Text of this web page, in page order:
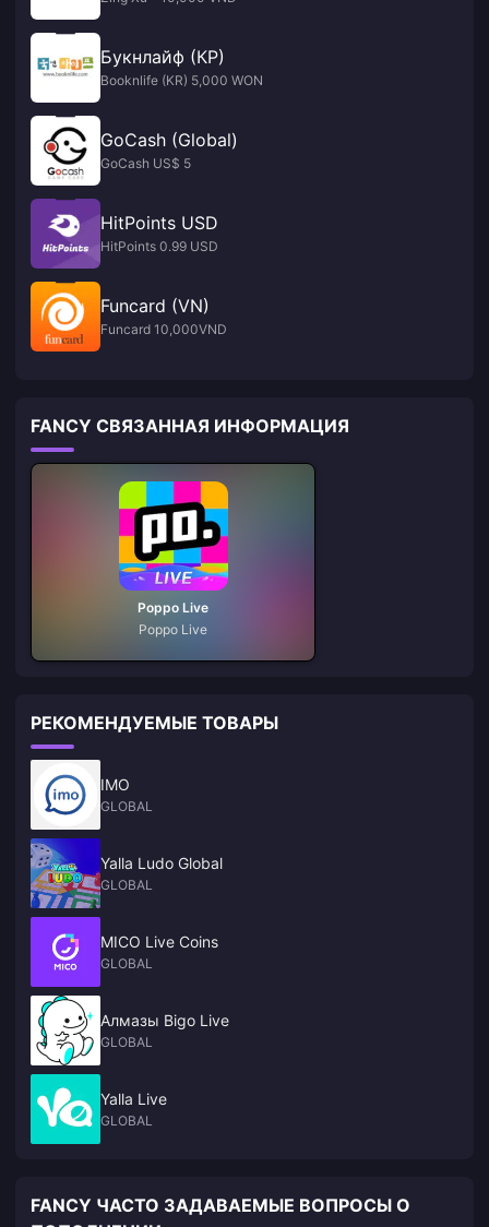
Букнлайф (КР)
Booknlife (KR) 5,000 WON
GoCash (Global)
GoCash US$ 5
HitPoints USD
HitPoints 0.99 USD
Funcard (VN)
Funcard 10,000VND
FANCY СВЯЗАННАЯ ИНФОРМАЦИЯ
Poppo Live
Poppo Live
РЕКОМЕНДУЕМЫЕ ТОВАРЫ
IMO
GLOBAL
Yalla Ludo Global
GLOBAL
MICO Live Coins
GLOBAL
Алмазы Bigo Live
GLOBAL
Yalla Live
GLOBAL
FANCY ЧАСТО ЗАДАВАЕМЫЕ ВОПРОСЫ О